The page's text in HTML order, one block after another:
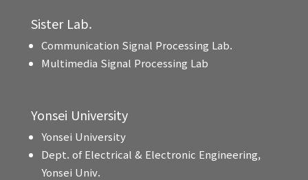
Sister Lab.
Communication Signal Processing Lab.
Multimedia Signal Processing Lab
Yonsei University
Yonsei University
Dept. of Electrical & Electronic Engineering,
Yonsei Univ.